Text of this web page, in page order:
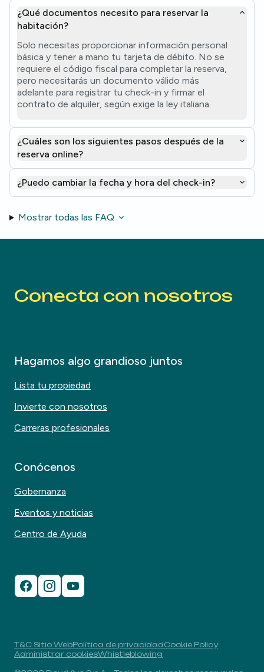
¿Qué documentos necesito para reservar la
habitación?
Solo necesitas proporcionar información personal
básica y tener a mano tu tarjeta de débito. No se
requiere el código fiscal para completar la reserva,
pero necesitarás un documento válido más
adelante para registrar tu check-in y firmar el
contrato de alquiler, según exige la ley italiana.
¿Cuáles son los siguientes pasos después de la
reserva online?
¿Puedo cambiar la fecha y hora del check-in?
Mostrar todas las FAQ
Conecta con nosotros
Hagamos algo grandioso juntos
Lista tu propiedad
Invierte con nosotros
Carreras profesionales
Conócenos
Gobernanza
Eventos y noticias
Centro de Ayuda
T&C Sitio WebPolítica de privacidadCookie Policy
Administrar cookiesWhistleblowing